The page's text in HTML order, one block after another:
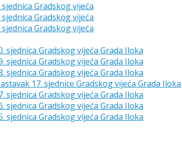
sjednica Gradskog vijeća
sjednica Gradskog vijeća
sjednica Gradskog vijeća
sjednica Gradskog vijeća Grada Iloka
sjednica Gradskog vijeća Grada Iloka
sjednica Gradskog vijeća Grada Iloka
17. sjednice Gradskog vijeća Grada Iloka
sjednica Gradskog vijeća Grada Iloka
sjednica Gradskog vijeća Grada Iloka
sjednica Gradskog vijeća Grada Iloka